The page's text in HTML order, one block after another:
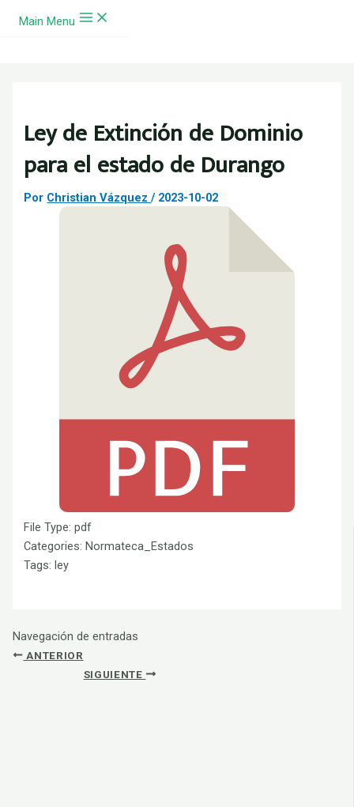
Ir al contenido
Main Menu
Ley de Extinción de Dominio
para el estado de Durango
Por Christian Vázquez/ 2023-10-02
File Type:pdf
Categories:Normateca_Estados
Tags:ley
Navegación de entradas
ANTERIOR
SIGUIENTE